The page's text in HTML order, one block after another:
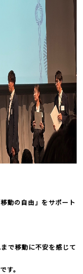
動の自由」をサポート
で移動に不安を感じて
す。